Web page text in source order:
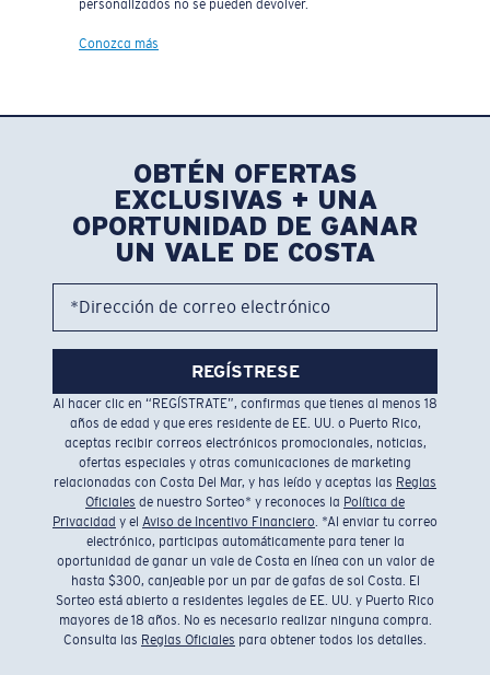
personalizados no se pueden devolver.
Conozca más
OBTÉN OFERTAS
EXCLUSIVAS + UNA
OPORTUNIDAD DE GANAR
UN VALE DE COSTA
*Dirección de correo electrónico
REGÍSTRESE
Al hacer clic en “REGÍSTRATE”, confirmas que tienes al menos 18
años de edad y que eres residente de EE. UU. o Puerto Rico,
aceptas recibir correos electrónicos promocionales, noticias,
ofertas especiales y otras comunicaciones de marketing
relacionadas con Costa Del Mar, y has leído y aceptas las Reglas
Oficiales de nuestro Sorteo* y reconoces la Política de
Privacidad y el Aviso de Incentivo Financiero. *Al enviar tu correo
electrónico, participas automáticamente para tener la
oportunidad de ganar un vale de Costa en línea con un valor de
hasta $300, canjeable por un par de gafas de sol Costa. El
Sorteo está abierto a residentes legales de EE. UU. y Puerto Rico
mayores de 18 años. No es necesario realizar ninguna compra.
Consulta las Reglas Oficiales para obtener todos los detalles.